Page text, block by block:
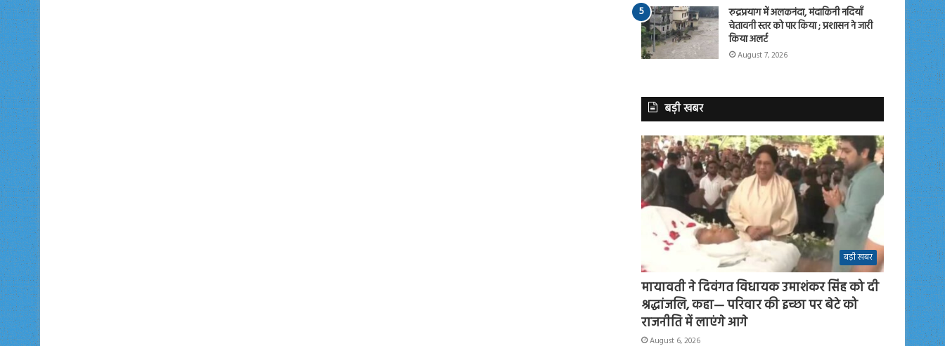
रुद्रप्रयाग में अलकनंदा, मंदाकिनी नदियाँ
चेतावनी स्तर को पार किया ; प्रशासन ने जारी
किया अलर्ट
August 7, 2026
बड़ी खबर
बड़ी खबर
मायावती ने दिवंगत विधायक उमाशंकर सिंह को दी
श्रद्धांजलि, कहा— परिवार की इच्छा पर बेटे को
राजनीति में लाएंगे आगे
August 6, 2026